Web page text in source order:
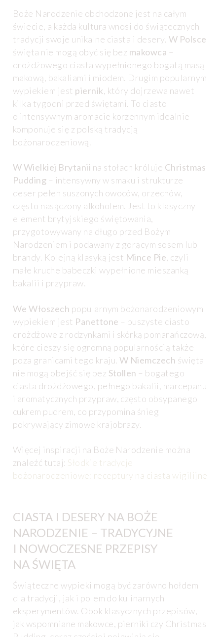
Boże Narodzenie obchodzone jest na całym
świecie, a każda kultura wnosi do świątecznych
tradycji swoje unikalne ciasta i desery. W Polsce
święta nie mogą obyć się bez makowca –
drożdżowego ciasta wypełnionego bogatą masą
makową, bakaliami i miodem. Drugim popularnym
wypiekiem jest piernik, który dojrzewa nawet
kilka tygodni przed świętami. To ciasto
o intensywnym aromacie korzennym idealnie
komponuje się z polską tradycją
bożonarodzeniową.
W Wielkiej Brytanii na stołach króluje Christmas
Pudding – intensywny w smaku i strukturze
deser pełen suszonych owoców, orzechów,
często nasączony alkoholem. Jest to klasyczny
element brytyjskiego świętowania,
przygotowywany na długo przed Bożym
Narodzeniem i podawany z gorącym sosem lub
brandy. Kolejną klasyką jest Mince Pie, czyli
małe kruche babeczki wypełnione mieszanką
bakalii i przypraw.
We Włoszech popularnym bożonarodzeniowym
wypiekiem jest Panettone – puszyste ciasto
drożdżowe z rodzynkami i skórką pomarańczową,
które cieszy się ogromną popularnością także
poza granicami tego kraju. W Niemczech święta
nie mogą obejść się bez Stollen – bogatego
ciasta drożdżowego, pełnego bakalii, marcepanu
i aromatycznych przypraw, często obsypanego
cukrem pudrem, co przypomina śnieg
pokrywający zimowe krajobrazy.
Więcej inspiracji na Boże Narodzenie można
znaleźć tutaj: Słodkie tradycje
bożonarodzeniowe: receptury na ciasta wigilijne
CIASTA I DESERY NA BOŻE
NARODZENIE – TRADYCYJNE
I NOWOCZESNE PRZEPISY
NA ŚWIĘTA
Świąteczne wypieki mogą być zarówno hołdem
dla tradycji, jak i polem do kulinarnych
eksperymentów. Obok klasycznych przepisów,
jak wspomniane makowce, pierniki czy Christmas